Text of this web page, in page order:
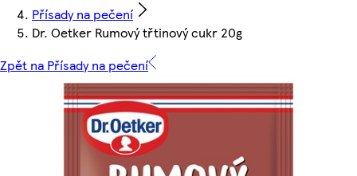
Přísady na pečení
Dr. Oetker Rumový třtinový cukr 20g
Zpět na Přísady na pečení